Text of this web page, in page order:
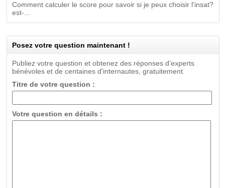
Comment calculer le score pour savoir si je peux choisir l'insat?
est-...
Posez votre question maintenant !
Publiez votre question et obtenez des réponses d'experts
bénévoles et de centaines d'internautes, gratuitement.
Titre de votre question :
Votre question en détails :